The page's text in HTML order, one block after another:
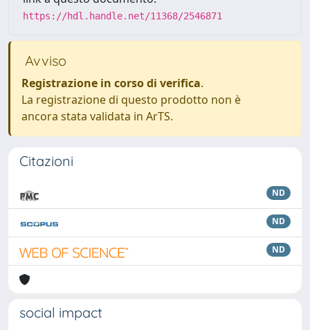
https://hdl.handle.net/11368/2546871
Avviso
Registrazione in corso di verifica.
La registrazione di questo prodotto non è
ancora stata validata in ArTS.
Citazioni
ND
ND
ND
social impact